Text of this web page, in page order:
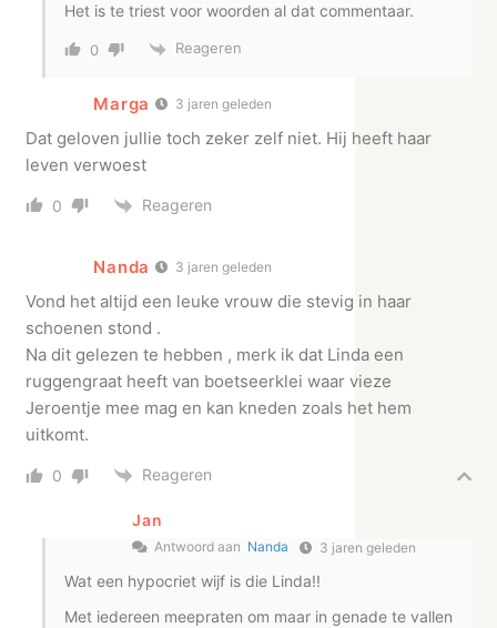
Het is te triest voor woorden al dat commentaar.
0 Reageren
Marga 3 jaren geleden
Dat geloven jullie toch zeker zelf niet. Hij heeft haar
leven verwoest
0 Reageren
Nanda 3 jaren geleden
Vond het altijd een leuke vrouw die stevig in haar
schoenen stond .
Na dit gelezen te hebben , merk ik dat Linda een
ruggengraat heeft van boetseerklei waar vieze
Jeroentje mee mag en kan kneden zoals het hem
uitkomt.
0 Reageren
Jan
Antwoord aan Nanda 3 jaren geleden
Wat een hypocriet wijf is die Linda!!
Met iedereen meepraten om maar in genade te vallen